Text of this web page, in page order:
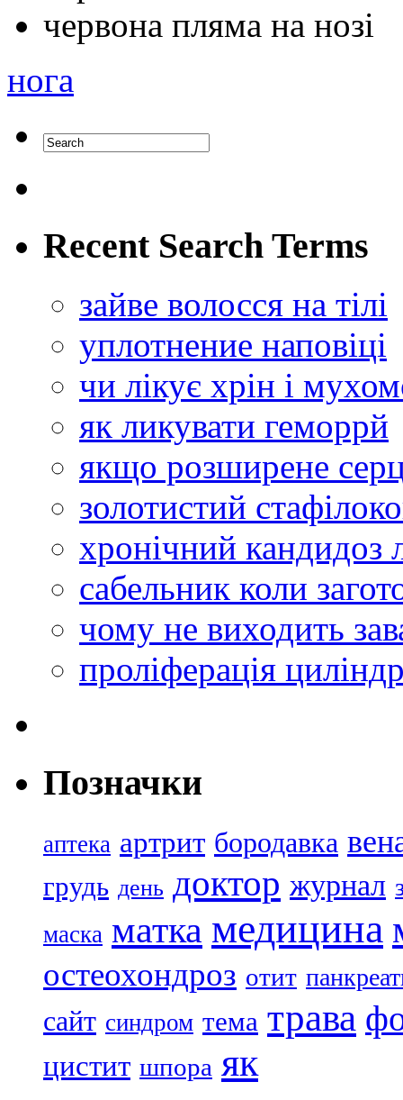
червона пляма на нозі
нога
Recent Search Terms
зайве волосся на тілі
уплотнение наповіці
чи лікує хрін і
як ликувати геморрй
якщо розширене
золотистий
хронічний кандидоз
сабельник коли
чому не виходить
проліферація
Позначки
аптека артрит бородавка
грудь день доктор журнал
маска матка медицина
остеохондроз отит
сайт синдром тема трава
цистит шпора як